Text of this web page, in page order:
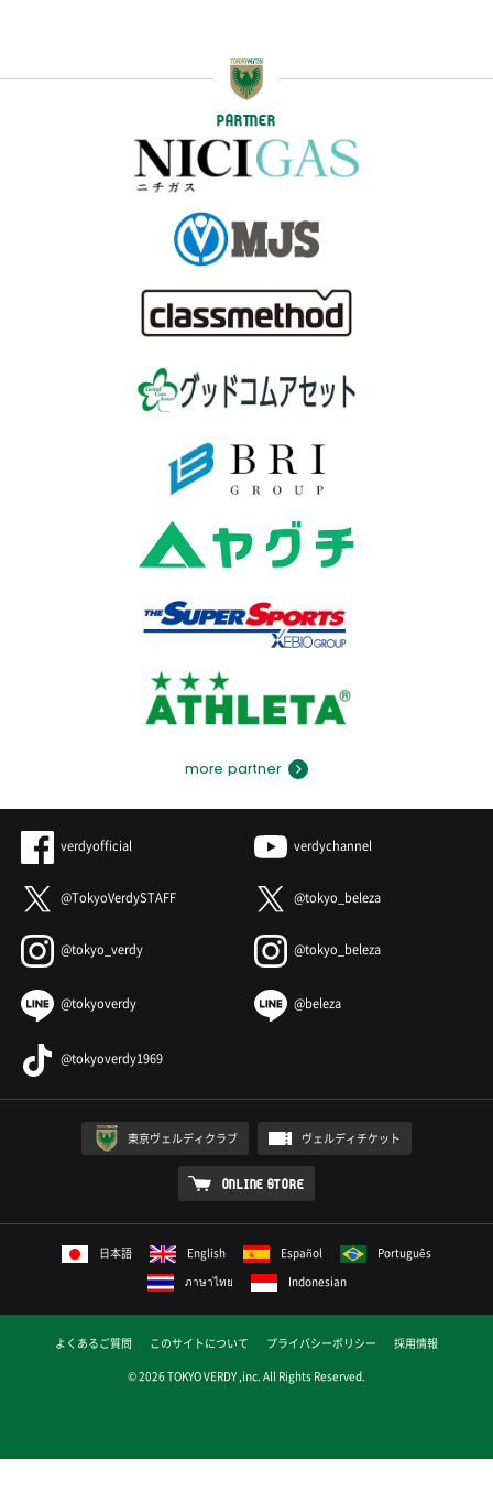
PARTNER
more partner
verdyofficial verdychannel
@TokyoVerdySTAFF @tokyo_beleza
@tokyo_verdy @tokyo_beleza
@tokyoverdy @beleza
@tokyoverdy1969
東京ヴェルディクラブ ヴェルディチケット
ONLINE STORE
日本語 English Español
Português
ภาษาไทย
Indonesian
よくあるご質問 このサイトについて プライバシーポリシー
採用情報
© 2026 TOKYO VERDY ,inc. All Rights Reserved.